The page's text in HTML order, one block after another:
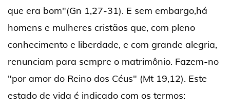
que era bom"(Gn 1,27-31). E sem embargo,há
homens e mulheres cristãos que, com pleno
conhecimento e liberdade, e com grande alegria,
renunciam para sempre o matrimônio. Fazem-no
"por amor do Reino dos Céus" (Mt 19,12). Este
estado de vida é indicado com os termos: